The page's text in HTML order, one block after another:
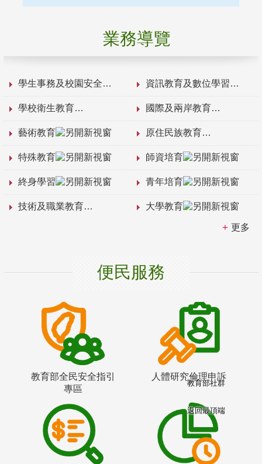
業務導覽
學生事務及校園安全 資訊教育及數位學習
學校衛生教育 國際及兩岸教育
藝術教育 原住民族教育
特殊教育 師資培育
終身學習 青年培育
技術及職業教育 大學教育
更多
便民服務
教育部全民安全指引
專區
人體研究倫理申訴
教育部社群
返回最頂端